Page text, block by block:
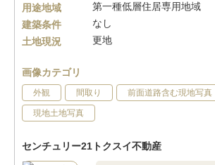
用途地域
第一種低層住居専用地域
建築条件
なし
土地現況
更地
画像カテゴリ
外観 間取り 前面道路含む現地写真
現地土地写真
センチュリー21トクスイ不動産